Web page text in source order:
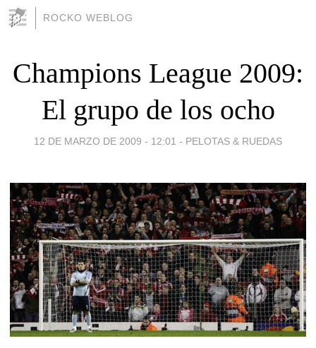
ROCKO WEBLOG
Champions League 2009:
El grupo de los ocho
12 DE MARZO DE 2009 - 12:01 - PELOTAS & RUEDAS